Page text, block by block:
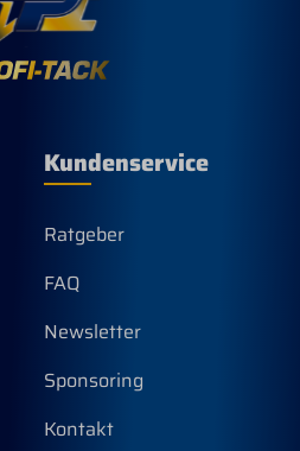
Kundenservice
Ratgeber
FAQ
Newsletter
Sponsoring
Kontakt